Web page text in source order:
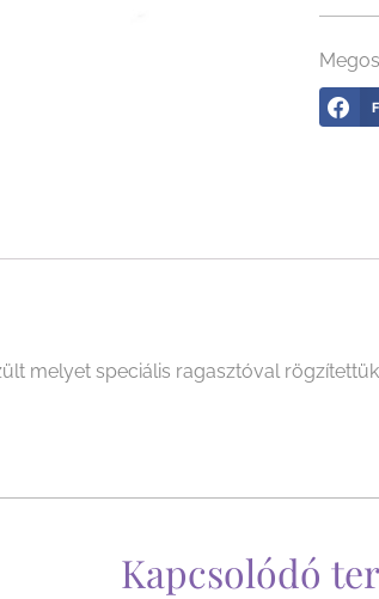
melyet speciális ragasztóval
Kapcsolódó